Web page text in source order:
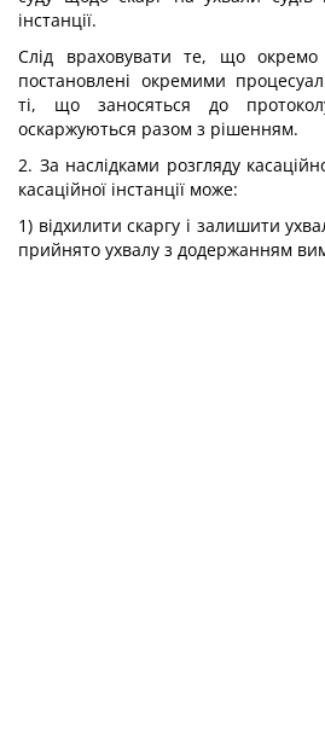
інстанції.
Слід враховувати те, що окремо
постановлені окремими
ті, що заносяться до
оскаржуються разом з рішенням.
2. За наслідками розгляду
касаційної інстанції може:
1) відхилити скаргу і залишити
прийнято ухвалу з додержанням